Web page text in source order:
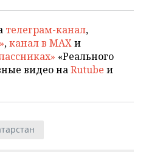
телеграм-канал,
,канал в MAXи
«Реального
видео наRutube и